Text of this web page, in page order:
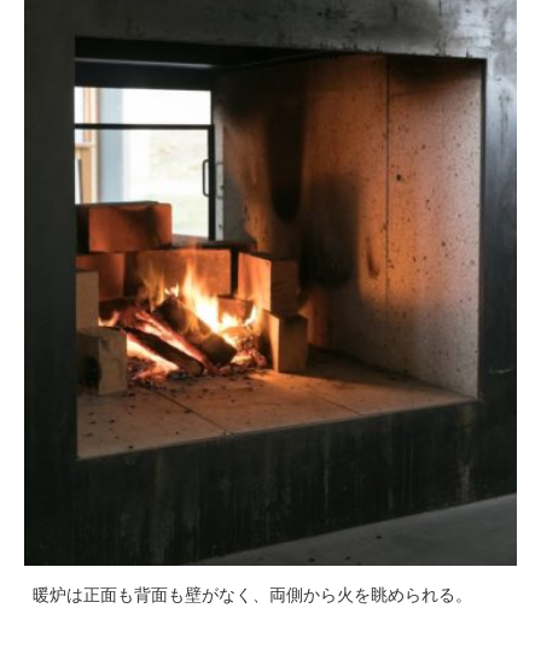
暖炉は正面も背面も壁がなく、両側から火を眺められる。